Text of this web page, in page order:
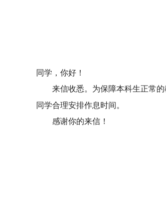
同学，你好！
来信收悉。为保障本科生正常的
同学合理安排作息时间。
感谢你的来信！